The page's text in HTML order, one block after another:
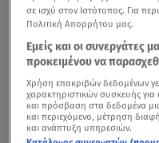
κεντρικό δελτίο
- 16.
Για τις τουρκικές
Μπλίνκεν
σε ισχύ στον Ιστότοπος. Για
Πολιτική Απορρήτου μας.
Εμείς και οι συνεργάτες
προκειμένου να
Χρήση επακριβών δεδομένων
χαρακτηριστικών συσκευής
και πρόσβαση στα δεδομένα
και περιεχόμενο, μέτρηση
και ανάπτυξη υπηρεσιών.